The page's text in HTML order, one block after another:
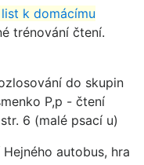
k domácímu
trénování čtení.
do skupin
P,p - čtení
6 (malé psací u)
autobus, hra